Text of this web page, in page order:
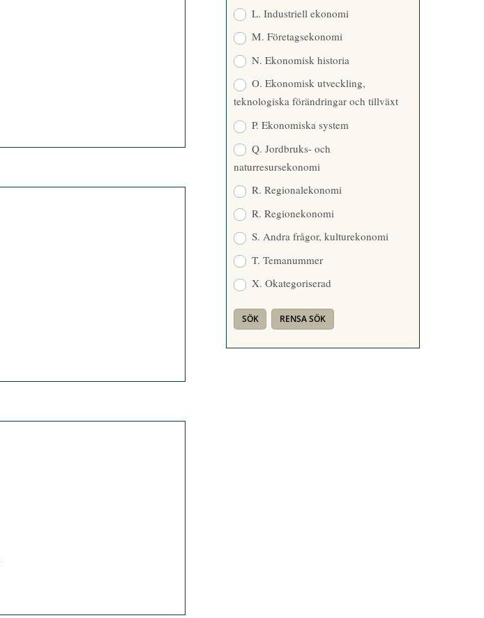
L. Industriell ekonomi
M. Företagsekonomi
N. Ekonomisk historia
O. Ekonomisk utveckling,
teknologiska förändringar och tillväxt
P. Ekonomiska system
Q. Jordbruks- och
naturresursekonomi
R. Regionalekonomi
R. Regionekonomi
S. Andra frågor, kulturekonomi
T. Temanummer
X. Okategoriserad